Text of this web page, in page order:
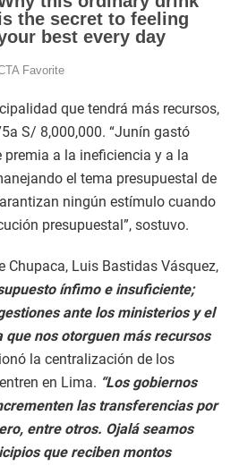
que tendrá más recursos,
S/ 8,000,000. “Junín gastó
premia a la ineficiencia y a la
el tema presupuestal de
ningún estímulo cuando
presupuestal”, sostuvo.
Chupaca, Luis Bastidas Vásquez,
ínfimo e insuficiente;
ante los ministerios y el
nos otorguen más recursos
la centralización de los
en Lima. “Los gobiernos
las transferencias por
entre otros. Ojalá seamos
que reciben montos